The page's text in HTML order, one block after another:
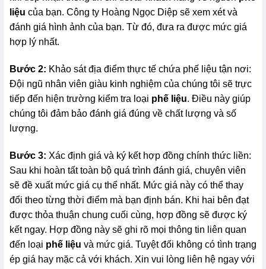
liệu của bạn. Công ty Hoàng Ngọc Diệp sẽ xem xét và
đánh giá hình ảnh của bạn. Từ đó, đưa ra được mức giá
hợp lý nhất.
Bước 2: Khảo sát địa điểm thực tế chứa phế liệu tận nơi:
Đội ngũ nhân viên giàu kinh nghiệm của chúng tôi sẽ trực
tiếp đến hiện trường kiểm tra loại phế liệu. Điều này giúp
chúng tôi đảm bảo đánh giá đúng về chất lượng và số
lượng.
Bước 3: Xác định giá và ký kết hợp đồng chính thức liền:
Sau khi hoàn tất toàn bộ quá trình đánh giá, chuyên viên
sẽ đề xuất mức giá cụ thể nhất. Mức giá này có thể thay
đổi theo từng thời điểm mà bạn định bán. Khi hai bên đạt
được thỏa thuận chung cuối cùng, hợp đồng sẽ được ký
kết ngay. Hợp đồng này sẽ ghi rõ mọi thông tin liên quan
đến loại phế liệu và mức giá. Tuyệt đối không có tình trạng
ép giá hay mặc cả với khách. Xin vui lòng liên hệ ngay với